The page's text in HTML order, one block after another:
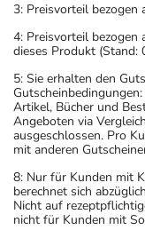
3: Preisvorteil bezogen
4: Preisvorteil bezogen
dieses Produkt (Stand:
5: Sie erhalten den
Artikel, Bücher und
Angeboten via
ausgeschlossen. Pro
mit anderen
8: Nur für Kunden mit
berechnet sich
Nicht auf
nicht für Kunden mit